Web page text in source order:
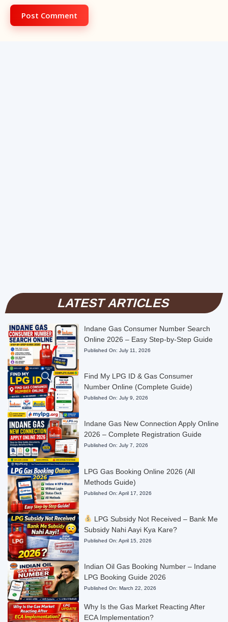
LATEST ARTICLES
Indane Gas Consumer Number Search
Online 2026 – Easy Step-by-Step Guide
Published On: July 11, 2026
Find My LPG ID & Gas Consumer
Number Online (Complete Guide)
Published On: July 9, 2026
Indane Gas New Connection Apply Online
2026 – Complete Registration Guide
Published On: July 7, 2026
LPG Gas Booking Online 2026 (All
Methods Guide)
Published On: April 17, 2026
LPG Subsidy Not Received – Bank Me
Subsidy Nahi Aayi Kya Kare?
Published On: April 15, 2026
Indian Oil Gas Booking Number – Indane
LPG Booking Guide 2026
Published On: March 22, 2026
Why Is the Gas Market Reacting After
ECA Implementation?